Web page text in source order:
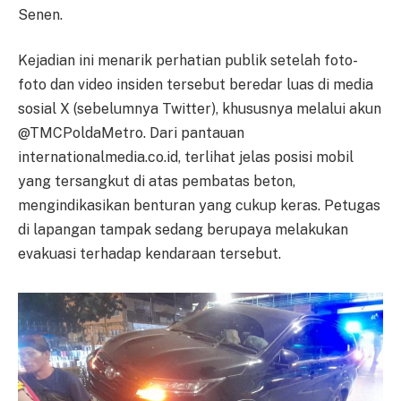
Senen.
Kejadian ini menarik perhatian publik setelah foto-
foto dan video insiden tersebut beredar luas di media
sosial X (sebelumnya Twitter), khususnya melalui akun
@TMCPoldaMetro. Dari pantauan
internationalmedia.co.id, terlihat jelas posisi mobil
yang tersangkut di atas pembatas beton,
mengindikasikan benturan yang cukup keras. Petugas
di lapangan tampak sedang berupaya melakukan
evakuasi terhadap kendaraan tersebut.